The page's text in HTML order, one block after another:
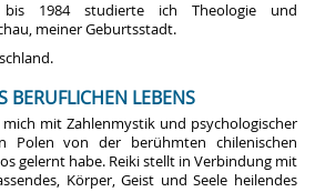
1984 studierte ich Theologie und
meiner Geburtsstadt.
BERUFLICHEN LEBENS
mich mit Zahlenmystik und psychologischer
Polen von der berühmten chilenischen
gelernt habe. Reiki stellt in Verbindung mit
Körper, Geist und Seele heilendes